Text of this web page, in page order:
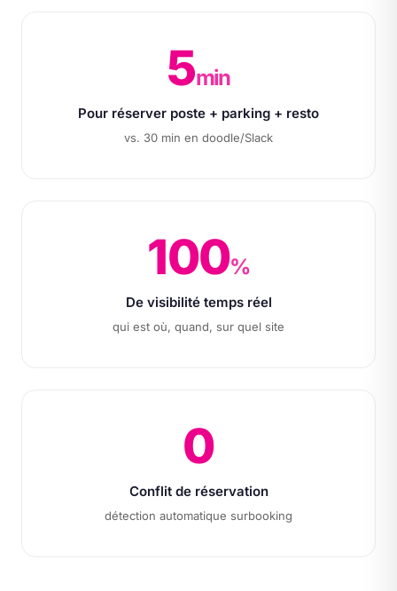
5min
Pour réserver poste + parking + resto
vs. 30 min en doodle/Slack
100%
De visibilité temps réel
qui est où, quand, sur quel site
0
Conflit de réservation
détection automatique surbooking